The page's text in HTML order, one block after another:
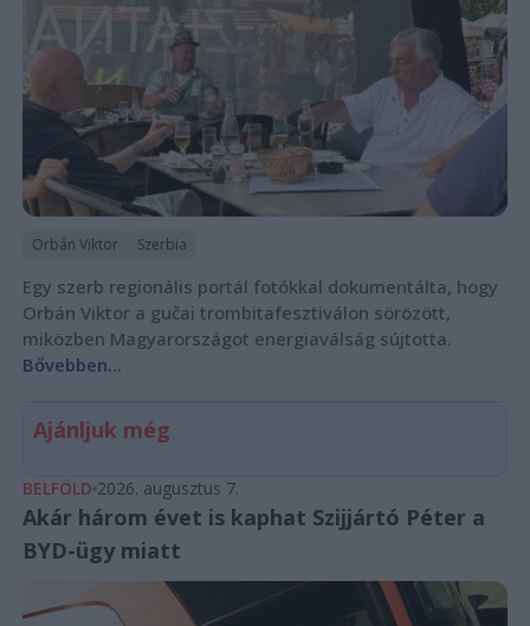
Orbán Viktor Szerbia
Egy szerb regionális portál fotókkal dokumentálta, hogy
Orbán Viktor a gučai trombitafesztiválon sörözött,
miközben Magyarországot energiaválság sújtotta.
Bővebben...
Ajánljuk még
BELFÖLD 2026. augusztus 7.
Akár három évet is kaphat Szijjártó Péter a
BYD-ügy miatt